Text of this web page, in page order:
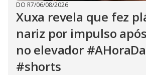
DO R7/06/08/2026
Xuxa revela que fez
nariz por impulso
no elevador
#shorts